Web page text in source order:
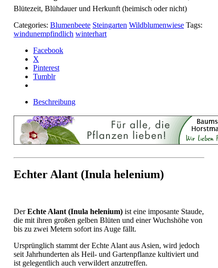
Blütezeit, Blühdauer und Herkunft (heimisch oder nicht)
Categories: Blumenbeete Steingarten Wildblumenwiese Tags:
windunempfindlich winterhart
Facebook
X
Pinterest
Tumblr
Beschreibung
Echter Alant (Inula helenium)
DerEchte Alant (Inula helenium) ist eine imposante Staude,
die mit ihren großen gelben Blüten und einer Wuchshöhe von
bis zu zwei Metern sofort ins Auge fällt.
Ursprünglich stammt der Echte Alant aus Asien, wird jedoch
seit Jahrhunderten als Heil- und Gartenpflanze kultiviert und
ist gelegentlich auch verwildert anzutreffen.